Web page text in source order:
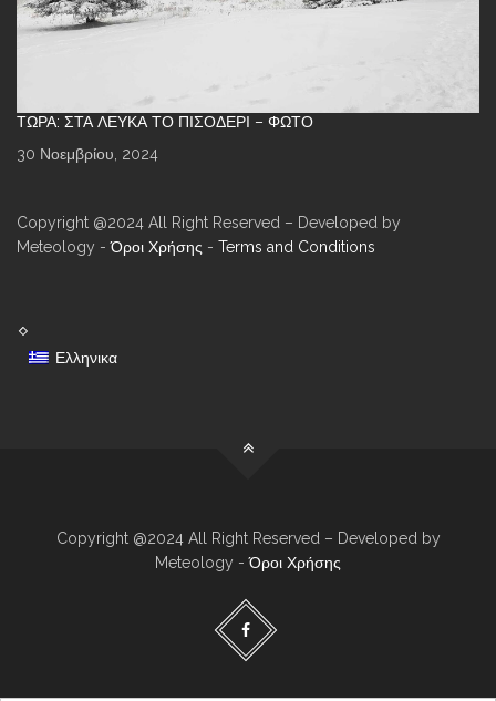
ΤΏΡΑ: ΣΤΑ ΛΕΥΚΆ ΤΟ ΠΙΣΟΔΈΡΙ – ΦΩΤΌ
30 Νοεμβρίου, 2024
Copyright @2024 All Right Reserved – Developed by
Meteology -Όροι Χρήσης - Terms and Conditions
Ελληνικα
Copyright @2024 All Right Reserved – Developed by
Meteology -Όροι Χρήσης